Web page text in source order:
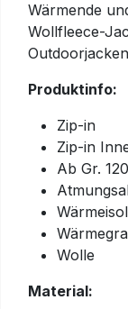
Wärmende
Wollfleece-
Produktinfo:
Zip-in
Zip-in
Ab Gr.
Wolle
Material: